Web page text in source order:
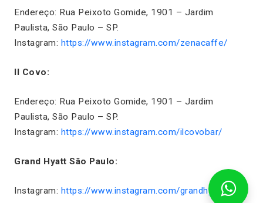
Endereço: Rua Peixoto Gomide, 1901 – Jardim
Paulista, São Paulo – SP.
Instagram: https://www.instagram.com/zenacaffe/
Il Covo:
Endereço: Rua Peixoto Gomide, 1901 – Jardim
Paulista, São Paulo – SP.
Instagram: https://www.instagram.com/ilcovobar/
Grand Hyatt São Paulo:
Instagram: https://www.instagram.com/grandhyattsp/